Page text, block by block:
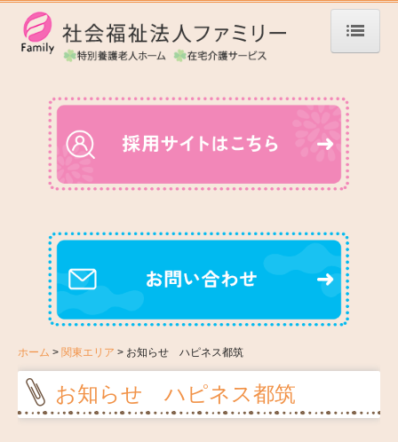
ハピネスライフとは
法人案内
ご挨拶
法人概要
沿革
情報公開
お知らせ
青森エリア
ホーム 関東エリア お知らせ ハピネス都筑
お知らせ ハピネス都筑